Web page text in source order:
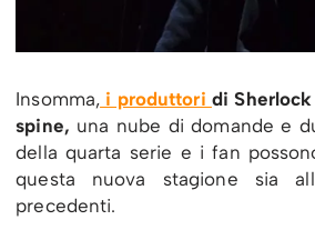
Insomma, i produttori di
spine, una nube di domande e
della quarta serie e i fan
questa nuova stagione sia
precedenti.